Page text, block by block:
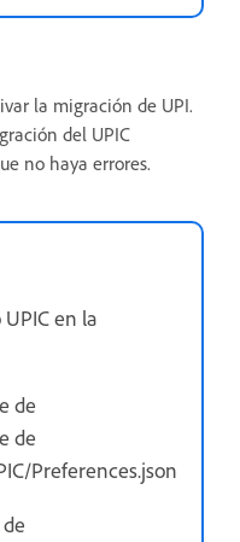
la migración de UPI.
del UPIC
no haya errores.
en la
de
de
Preferences.json